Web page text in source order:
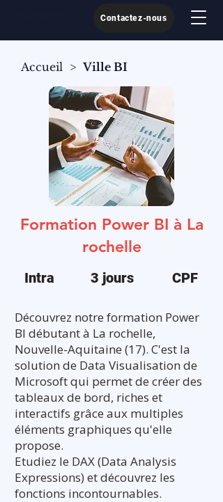
Contactez-nous
Accueil > Ville BI
Formation Power BI à La
rochelle
Intra 3 jours CPF
Découvrez notre formation Power
BI débutant à La rochelle,
Nouvelle-Aquitaine (17). C'est la
solution de Data Visualisation de
Microsoft qui permet de créer des
tableaux de bord, riches et
interactifs grâce aux multiples
éléments graphiques qu'elle
propose.
Etudiez le DAX (Data Analysis
Expressions) et découvrez les
fonctions incontournables.